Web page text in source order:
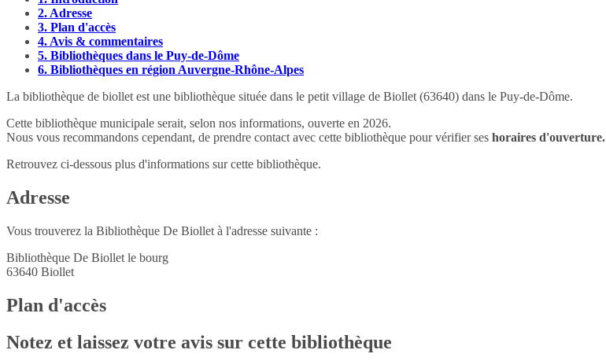
2. Adresse
3. Plan d'accès
4. Avis & commentaires
5. Bibliothèques dans le Puy-de-Dôme
6. Bibliothèques en région Auvergne-Rhône-Alpes
La bibliothèque de biollet est une bibliothèque située dans le petit village de Biollet (63640) dans le Puy-de-Dôme.
Cette bibliothèque municipale serait, selon nos informations, ouverte en 2026.
Nous vous recommandons cependant, de prendre contact avec cette bibliothèque pour vérifier ses horaires d'ouverture.
Retrouvez ci-dessous plus d'informations sur cette bibliothèque.
Adresse
Vous trouverez la Bibliothèque De Biollet à l'adresse suivante :
Bibliothèque De Biollet le bourg
63640 Biollet
Plan d'accès
Notez et laissez votre avis sur cette bibliothèque